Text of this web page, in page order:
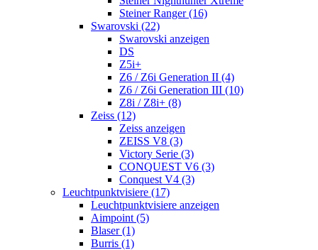
Steiner Ranger (16)
Swarovski (22)
Swarovski anzeigen
DS
Z5i+
Z6 / Z6i Generation II (4)
Z6 / Z6i Generation III (10)
Z8i / Z8i+ (8)
Zeiss (12)
Zeiss anzeigen
ZEISS V8 (3)
Victory Serie (3)
CONQUEST V6 (3)
Conquest V4 (3)
Leuchtpunktvisiere (17)
Leuchtpunktvisiere anzeigen
Aimpoint (5)
Blaser (1)
Burris (1)